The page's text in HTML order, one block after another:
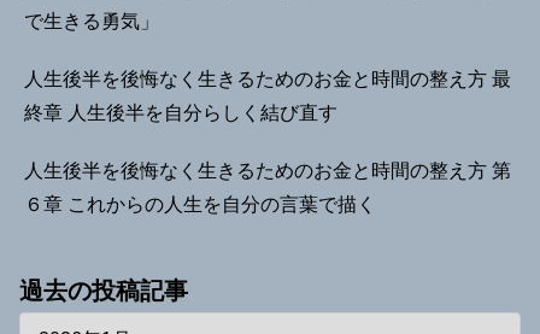
で生きる勇気」
人生後半を後悔なく生きるためのお金と時間の整え方 最
終章 人生後半を自分らしく結び直す
人生後半を後悔なく生きるためのお金と時間の整え方 第
６章 これからの人生を自分の言葉で描く
過去の投稿記事